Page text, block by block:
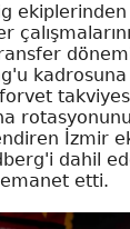
forvet
İzmir
dahil
etti.